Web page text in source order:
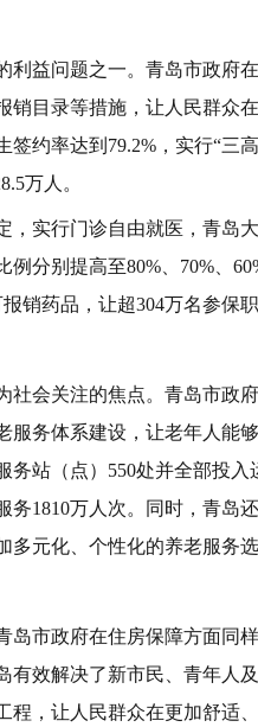
利益问题之一。青岛市政府
销目录等措施，让人民群众
约率达到79.2%，实行“三
万人。
，实行门诊自由就医，青岛
分别提高至80%、70%、
销药品，让超304万名参保
社会关注的焦点。青岛市政
务体系建设，让老年人能
站（点）550处并全部投
务1810万人次。同时，青岛
元化、个性化的养老服务选
岛市政府在住房保障方面同
效解决了新市民、青年人
，让人民群众在更加舒适